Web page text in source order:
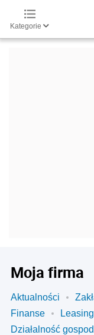
Kategorie
Moja firma
Aktualności
Finanse
Działalność